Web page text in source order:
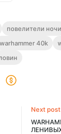
-
Level required:
повелители ночи
warhammer 40k
Next post